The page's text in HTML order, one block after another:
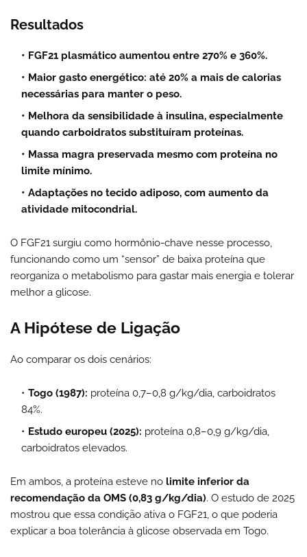
Resultados
FGF21 plasmático aumentou entre 270% e 360%.
Maior gasto energético: até 20% a mais de calorias
necessárias para manter o peso.
Melhora da sensibilidade à insulina, especialmente
quando carboidratos substituíram proteínas.
Massa magra preservada mesmo com proteína no
limite mínimo.
Adaptações no tecido adiposo, com aumento da
atividade mitocondrial.
O FGF21 surgiu como hormônio-chave nesse processo,
funcionando como um “sensor” de baixa proteína que
reorganiza o metabolismo para gastar mais energia e tolerar
melhor a glicose.
A Hipótese de Ligação
Ao comparar os dois cenários:
Togo (1987): proteína 0,7–0,8 g/kg/dia, carboidratos
84%.
Estudo europeu (2025): proteína 0,8–0,9 g/kg/dia,
carboidratos elevados.
Em ambos, a proteína esteve no limite inferior da
recomendação da OMS (0,83 g/kg/dia). O estudo de 2025
mostrou que essa condição ativa o FGF21, o que poderia
explicar a boa tolerância à glicose observada em Togo.